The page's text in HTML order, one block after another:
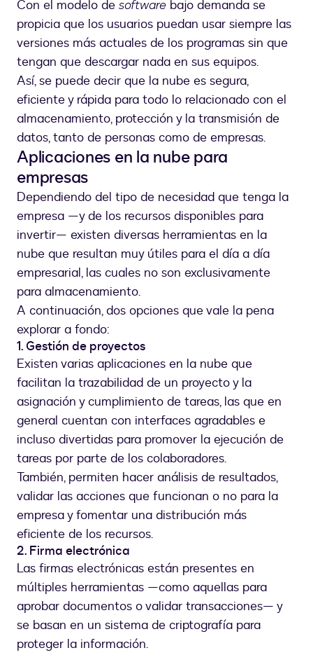
Con el modelo de software bajo demanda se
propicia que los usuarios puedan usar siempre las
versiones más actuales de los programas sin que
tengan que descargar nada en sus equipos.
Así, se puede decir que la nube es segura,
eficiente y rápida para todo lo relacionado con el
almacenamiento, protección y la transmisión de
datos, tanto de personas como de empresas.
Aplicaciones en la nube para
empresas
Dependiendo del tipo de necesidad que tenga la
empresa —y de los recursos disponibles para
invertir— existen diversas herramientas en la
nube que resultan muy útiles para el día a día
empresarial, las cuales no son exclusivamente
para almacenamiento.
A continuación, dos opciones que vale la pena
explorar a fondo:
1. Gestión de proyectos
Existen varias aplicaciones en la nube que
facilitan la trazabilidad de un proyecto y la
asignación y cumplimiento de tareas, las que en
general cuentan con interfaces agradables e
incluso divertidas para promover la ejecución de
tareas por parte de los colaboradores.
También, permiten hacer análisis de resultados,
validar las acciones que funcionan o no para la
empresa y fomentar una distribución más
eficiente de los recursos.
2. Firma electrónica
Las firmas electrónicas están presentes en
múltiples herramientas —como aquellas para
aprobar documentos o validar transacciones— y
se basan en un sistema de criptografía para
proteger la información.